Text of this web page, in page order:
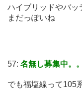
ハイブリッドやバッ
まだっぽいね
57: 名無し募集中。。
でも福塩線って105